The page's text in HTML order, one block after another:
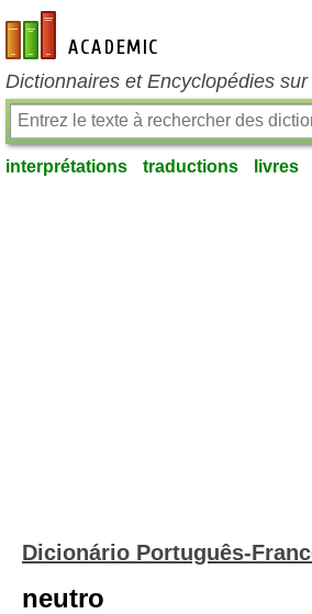
fr-academic.com
Dictionnaires et Encyclopédies
interprétations traductions livres
Dicionário Português-
neutro